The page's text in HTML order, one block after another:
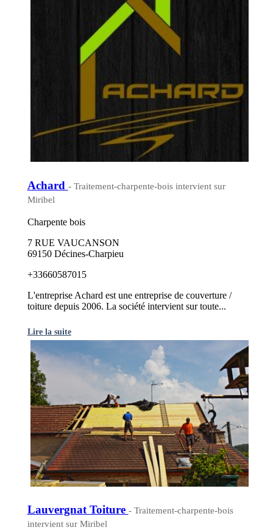
Achard - Traitement-charpente-bois intervient sur
Miribel
Charpente bois
7 RUE VAUCANSON
69150 Décines-Charpieu
+33660587015
L'entreprise Achard est une entreprise de couverture /
toiture depuis 2006. La société intervient sur toute...
Lire la suite
Lauvergnat Toiture - Traitement-charpente-bois
intervient sur Miribel